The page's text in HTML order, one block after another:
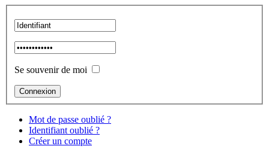
Se souvenir de moi
Mot de passe oublié ?
Identifiant oublié ?
Créer un compte